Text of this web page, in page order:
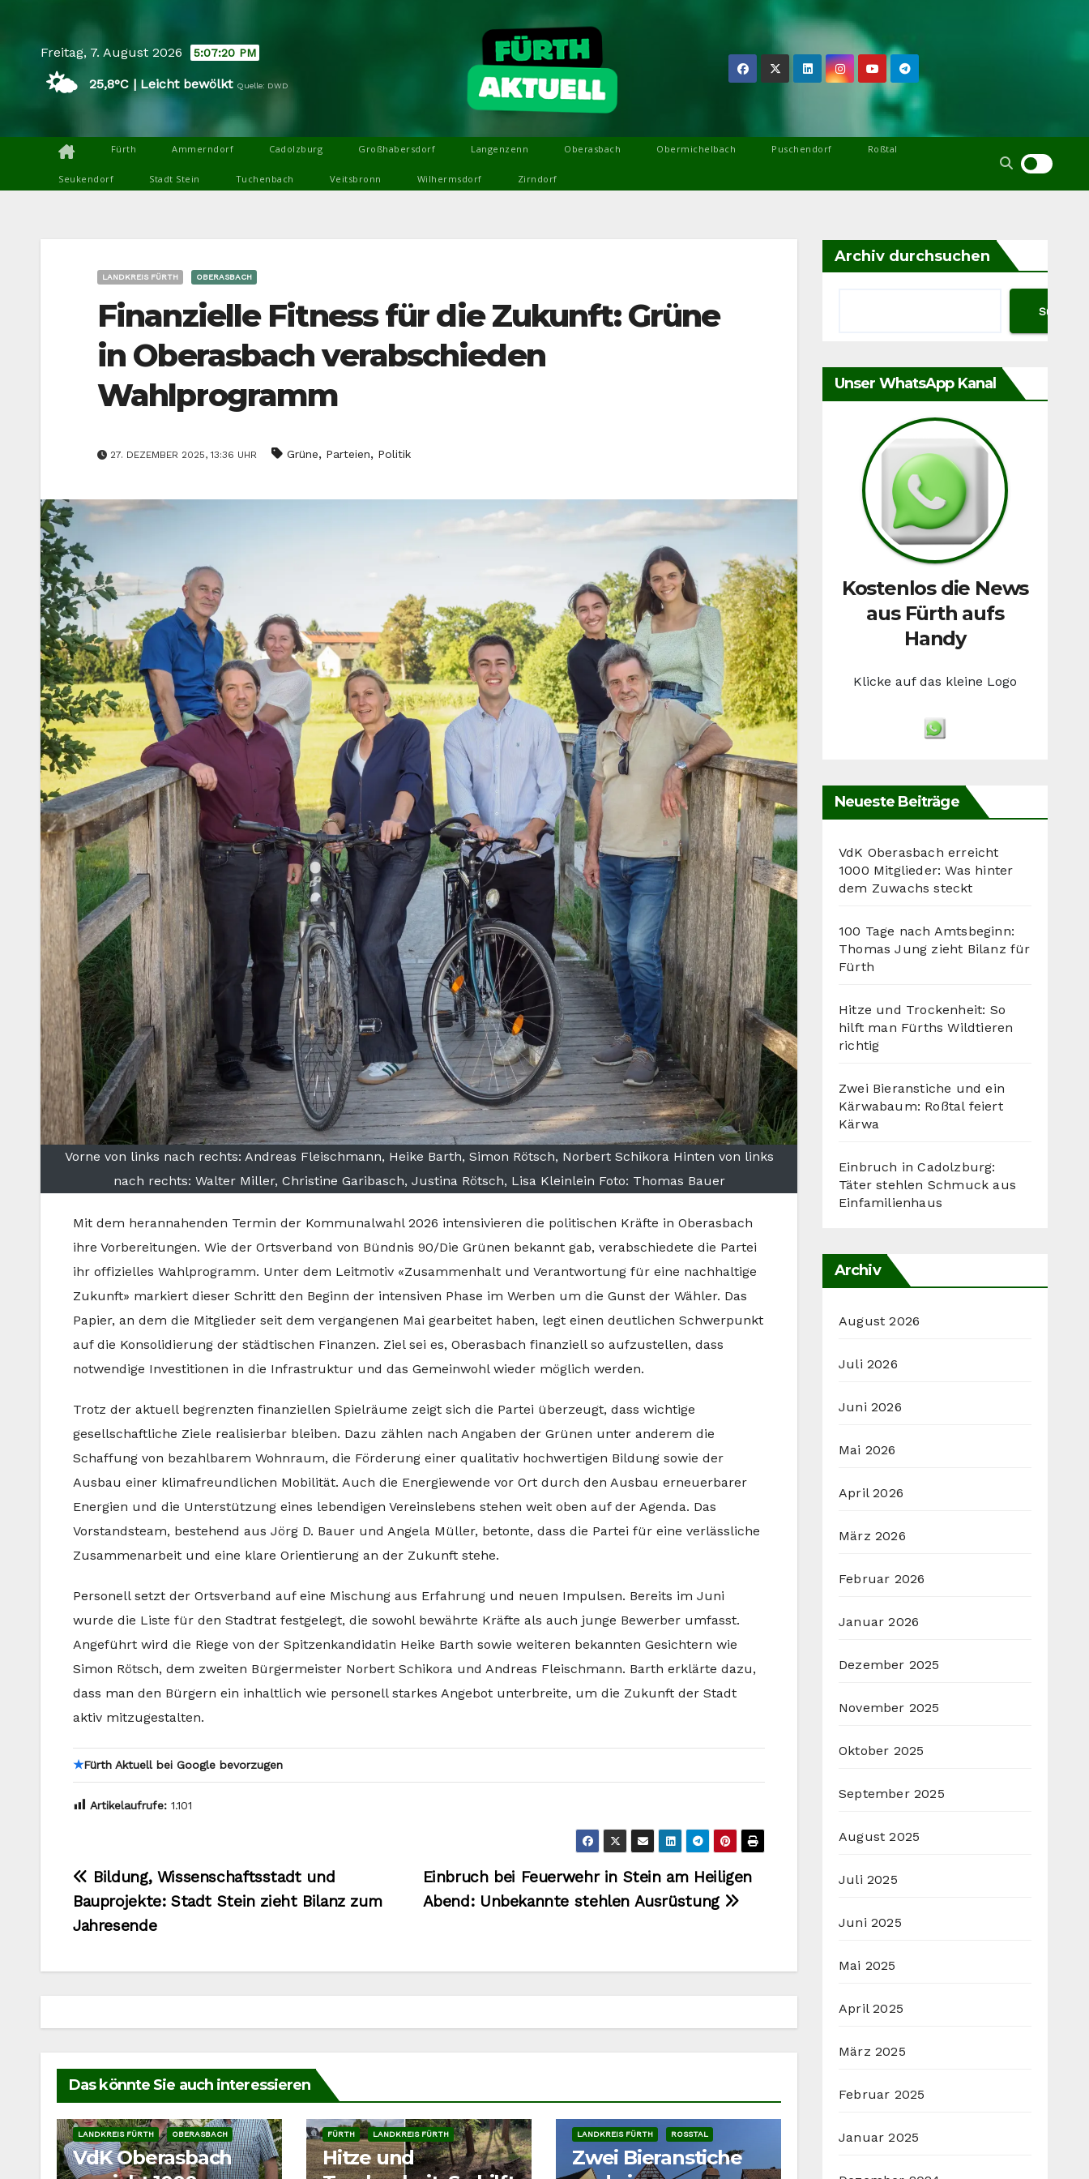
contentFreitag, 7. August 2026 5:07:21 PM
🌤️ 25,8°C | Leicht bewölkt Quelle: DWD
Fürth Ammerndorf Cadolzburg Großhabersdorf Langenzenn Oberasbach Obermichelbach Puschendorf Roßtal
Seukendorf Stadt Stein Tuchenbach Veitsbronn Wilhermsdorf Zirndorf
LANDKREIS FÜRTH OBERASBACH
Finanzielle Fitness für die Zukunft: Grüne
in Oberasbach verabschieden
Wahlprogramm
27. DEZEMBER 2025, 13:36 UHR Grüne, Parteien, Politik
Vorne von links nach rechts: Andreas Fleischmann, Heike Barth, Simon Rötsch, Norbert Schikora Hinten von links
nach rechts: Walter Miller, Christine Garibasch, Justina Rötsch, Lisa Kleinlein Foto: Thomas Bauer
Mit dem herannahenden Termin der Kommunalwahl 2026 intensivieren die politischen Kräfte in Oberasbach
ihre Vorbereitungen. Wie der Ortsverband von Bündnis 90/Die Grünen bekannt gab, verabschiedete die Partei
ihr offizielles Wahlprogramm. Unter dem Leitmotiv «Zusammenhalt und Verantwortung für eine nachhaltige
Zukunft» markiert dieser Schritt den Beginn der intensiven Phase im Werben um die Gunst der Wähler. Das
Papier, an dem die Mitglieder seit dem vergangenen Mai gearbeitet haben, legt einen deutlichen Schwerpunkt
auf die Konsolidierung der städtischen Finanzen. Ziel sei es, Oberasbach finanziell so aufzustellen, dass
notwendige Investitionen in die Infrastruktur und das Gemeinwohl wieder möglich werden.
Trotz der aktuell begrenzten finanziellen Spielräume zeigt sich die Partei überzeugt, dass wichtige
gesellschaftliche Ziele realisierbar bleiben. Dazu zählen nach Angaben der Grünen unter anderem die
Schaffung von bezahlbarem Wohnraum, die Förderung einer qualitativ hochwertigen Bildung sowie der
Ausbau einer klimafreundlichen Mobilität. Auch die Energiewende vor Ort durch den Ausbau erneuerbarer
Energien und die Unterstützung eines lebendigen Vereinslebens stehen weit oben auf der Agenda. Das
Vorstandsteam, bestehend aus Jörg D. Bauer und Angela Müller, betonte, dass die Partei für eine verlässliche
Zusammenarbeit und eine klare Orientierung an der Zukunft stehe.
Personell setzt der Ortsverband auf eine Mischung aus Erfahrung und neuen Impulsen. Bereits im Juni
wurde die Liste für den Stadtrat festgelegt, die sowohl bewährte Kräfte als auch junge Bewerber umfasst.
Angeführt wird die Riege von der Spitzenkandidatin Heike Barth sowie weiteren bekannten Gesichtern wie
Simon Rötsch, dem zweiten Bürgermeister Norbert Schikora und Andreas Fleischmann. Barth erklärte dazu,
dass man den Bürgern ein inhaltlich wie personell starkes Angebot unterbreite, um die Zukunft der Stadt
aktiv mitzugestalten.
★Fürth Aktuell bei Google bevorzugen
Artikelaufrufe: 1.101
Beitragsnavigation
Einbruch bei Feuerwehr in Stein am Heiligen
Abend: Unbekannte stehlen Ausrüstung
Bildung, Wissenschaftsstadt und
Bauprojekte: Stadt Stein zieht Bilanz zum
Jahresende
Das könnte Sie auch interessieren
LANDKREIS FÜRTH OBERASBACH
VdK Oberasbach
FÜRTH LANDKREIS FÜRTH
Hitze und
LANDKREIS FÜRTH ROSSTAL
Zwei Bieranstiche
Archiv durchsuchen
Suchen
Unser WhatsApp Kanal
Kostenlos die News
aus Fürth aufs
Handy
Klicke auf das kleine Logo
Neueste Beiträge
VdK Oberasbach erreicht
1000 Mitglieder: Was hinter
dem Zuwachs steckt
100 Tage nach Amtsbeginn:
Thomas Jung zieht Bilanz für
Fürth
Hitze und Trockenheit: So
hilft man Fürths Wildtieren
richtig
Zwei Bieranstiche und ein
Kärwabaum: Roßtal feiert
Kärwa
Einbruch in Cadolzburg:
Täter stehlen Schmuck aus
Einfamilienhaus
Archiv
August 2026
Juli 2026
Juni 2026
Mai 2026
April 2026
März 2026
Februar 2026
Januar 2026
Dezember 2025
November 2025
Oktober 2025
September 2025
August 2025
Juli 2025
Juni 2025
Mai 2025
April 2025
März 2025
Februar 2025
Januar 2025